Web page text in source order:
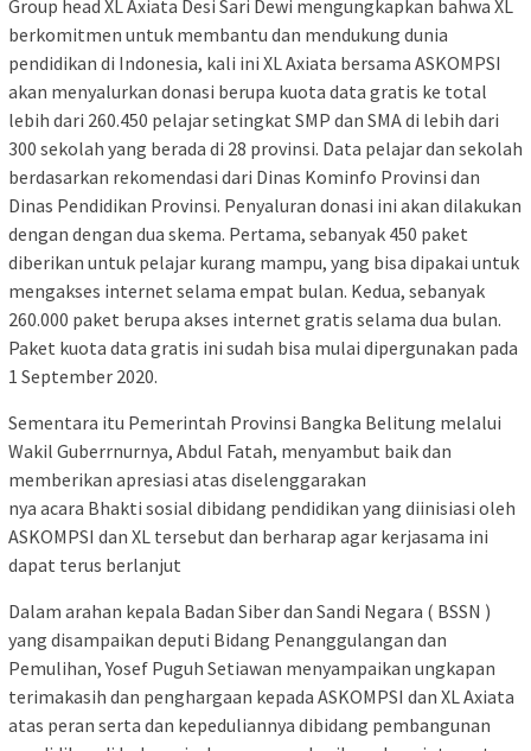
Group head XL Axiata Desi Sari Dewi mengungkapkan bahwa XL
berkomitmen untuk membantu dan mendukung dunia
pendidikan di Indonesia, kali ini XL Axiata bersama ASKOMPSI
akan menyalurkan donasi berupa kuota data gratis ke total
lebih dari 260.450 pelajar setingkat SMP dan SMA di lebih dari
300 sekolah yang berada di 28 provinsi. Data pelajar dan sekolah
berdasarkan rekomendasi dari Dinas Kominfo Provinsi dan
Dinas Pendidikan Provinsi. Penyaluran donasi ini akan dilakukan
dengan dengan dua skema. Pertama, sebanyak 450 paket
diberikan untuk pelajar kurang mampu, yang bisa dipakai untuk
mengakses internet selama empat bulan. Kedua, sebanyak
260.000 paket berupa akses internet gratis selama dua bulan.
Paket kuota data gratis ini sudah bisa mulai dipergunakan pada
1 September 2020.
Sementara itu Pemerintah Provinsi Bangka Belitung melalui
Wakil Guberrnurnya, Abdul Fatah, menyambut baik dan
memberikan apresiasi atas diselenggarakan
nya acara Bhakti sosial dibidang pendidikan yang diinisiasi oleh
ASKOMPSI dan XL tersebut dan berharap agar kerjasama ini
dapat terus berlanjut
Dalam arahan kepala Badan Siber dan Sandi Negara ( BSSN )
yang disampaikan deputi Bidang Penanggulangan dan
Pemulihan, Yosef Puguh Setiawan menyampaikan ungkapan
terimakasih dan penghargaan kepada ASKOMPSI dan XL Axiata
atas peran serta dan kepeduliannya dibidang pembangunan